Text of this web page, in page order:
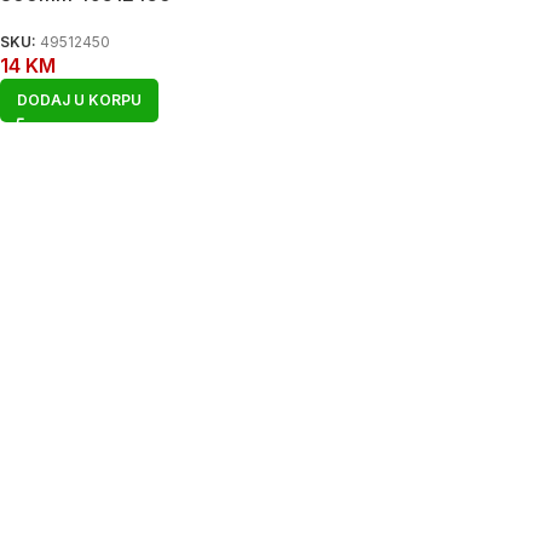
SKU: 49512450
14 KM
DODAJ U KORPU